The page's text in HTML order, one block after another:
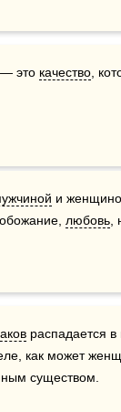
— это качество ,
и
любовь
как может
существом.